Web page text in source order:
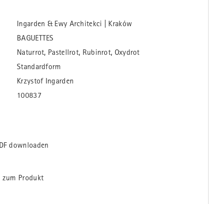
Ingarden & Ewy Architekci | Kraków
BAGUETTES
Naturrot, Pastellrot, Rubinrot, Oxydrot
Standardform
Krzystof Ingarden
100837
downloaden
zum Produkt